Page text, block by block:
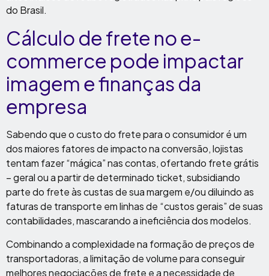
do Brasil.
Cálculo de frete no e-
commerce pode impactar
imagem e finanças da
empresa
Sabendo que o custo do frete para o consumidor é um
dos maiores fatores de impacto na conversão, lojistas
tentam fazer “mágica” nas contas, ofertando frete grátis
– geral ou a partir de determinado ticket, subsidiando
parte do frete às custas de sua margem e/ou diluindo as
faturas de transporte em linhas de “custos gerais” de suas
contabilidades, mascarando a ineficiência dos modelos.
Combinando a complexidade na formação de preços de
transportadoras, a limitação de volume para conseguir
melhores negociações de frete e a necessidade de